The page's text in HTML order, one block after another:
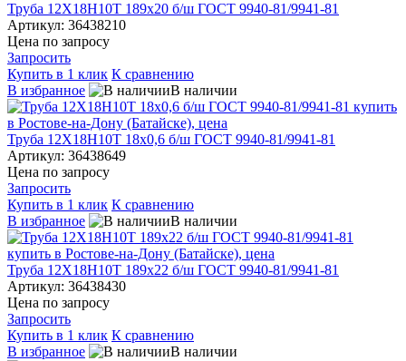
Труба 12Х18Н10Т 189х20 б/ш ГОСТ 9940-81/9941-81
Артикул: 36438210
Цена по запросу
Запросить
Купить в 1 клик К сравнению
В избранное
В наличии
Труба 12Х18Н10Т 18х0,6 б/ш ГОСТ 9940-81/9941-81
Артикул: 36438649
Цена по запросу
Запросить
Купить в 1 клик К сравнению
В избранное
В наличии
Труба 12Х18Н10Т 189х22 б/ш ГОСТ 9940-81/9941-81
Артикул: 36438430
Цена по запросу
Запросить
Купить в 1 клик К сравнению
В избранное
В наличии